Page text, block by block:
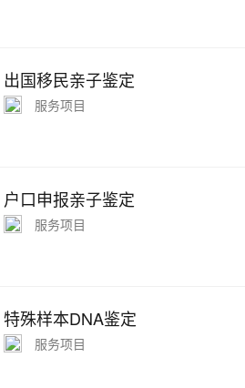
出国移民亲子鉴定
服务项目
户口申报亲子鉴定
服务项目
特殊样本DNA鉴定
服务项目